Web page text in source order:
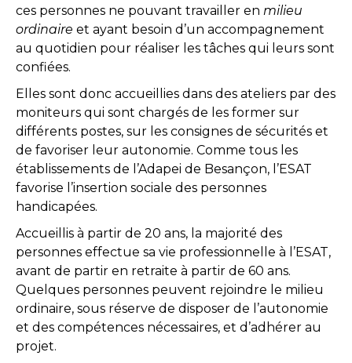
ces personnes ne pouvant travailler en milieu
ordinaire et ayant besoin d’un accompagnement
au quotidien pour réaliser les tâches qui leurs sont
confiées.
Elles sont donc accueillies dans des ateliers par des
moniteurs qui sont chargés de les former sur
différents postes, sur les consignes de sécurités et
de favoriser leur autonomie. Comme tous les
établissements de l’Adapei de Besançon, l’ESAT
favorise l’insertion sociale des personnes
handicapées.
Accueillis à partir de 20 ans, la majorité des
personnes effectue sa vie professionnelle à l’ESAT,
avant de partir en retraite à partir de 60 ans.
Quelques personnes peuvent rejoindre le milieu
ordinaire, sous réserve de disposer de l’autonomie
et des compétences nécessaires, et d’adhérer au
projet.